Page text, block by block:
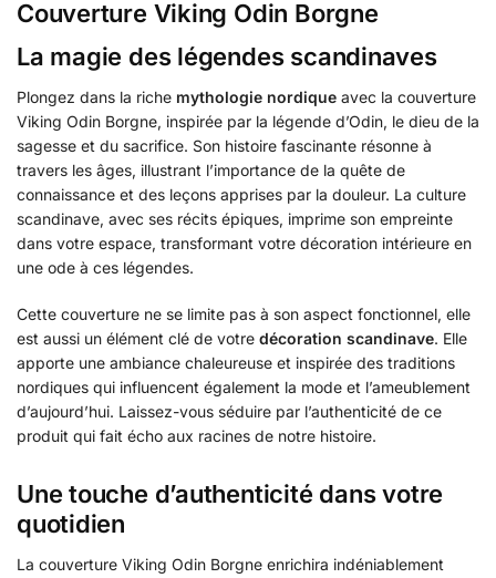
Couverture Viking Odin Borgne
La magie des légendes scandinaves
Plongez dans la riche mythologie nordique avec la couverture
Viking Odin Borgne, inspirée par la légende d’Odin, le dieu de la
sagesse et du sacrifice. Son histoire fascinante résonne à
travers les âges, illustrant l’importance de la quête de
connaissance et des leçons apprises par la douleur. La culture
scandinave, avec ses récits épiques, imprime son empreinte
dans votre espace, transformant votre décoration intérieure en
une ode à ces légendes.
Cette couverture ne se limite pas à son aspect fonctionnel, elle
est aussi un élément clé de votre décoration scandinave. Elle
apporte une ambiance chaleureuse et inspirée des traditions
nordiques qui influencent également la mode et l’ameublement
d’aujourd’hui. Laissez-vous séduire par l’authenticité de ce
produit qui fait écho aux racines de notre histoire.
Une touche d’authenticité dans votre
quotidien
La couverture Viking Odin Borgne enrichira indéniablement